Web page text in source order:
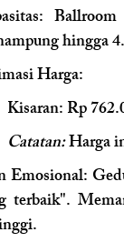
hingga
Harga:
Kisaran: Rp
Catatan: Harga
Emosional:
terbaik".